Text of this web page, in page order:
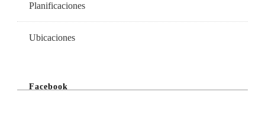
Planificaciones
Ubicaciones
Facebook